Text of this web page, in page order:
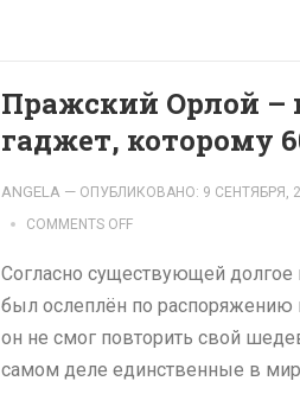
Пражский Орлой –
гаджет, которому
ANGELA — ОПУБЛИКОВАНО: 9 СЕНТЯБРЯ,
COMMENTS OFF
Согласно существующей долгое
был ослеплён по распоряжению
он не смог повторить свой
самом деле единственные в